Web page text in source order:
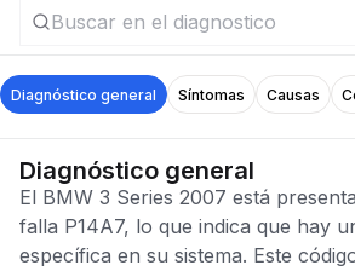
Diagnóstico general Síntomas Causas
Diagnóstico general
El BMW 3 Series 2007 está
falla P14A7, lo que indica que hay
específica en su sistema. Este